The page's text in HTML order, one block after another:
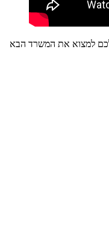
לכם למצוא את המשרד הבא